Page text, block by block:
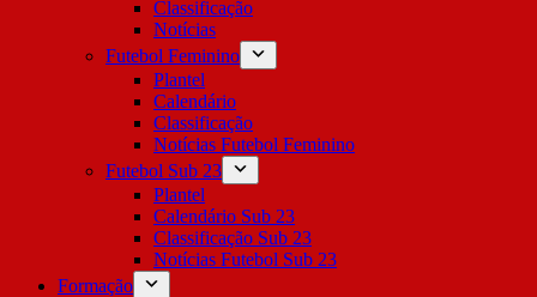
Classificação
Notícias
Futebol Feminino
Plantel
Calendário
Classificação
Notícias Futebol Feminino
Futebol Sub 23
Plantel
Calendário Sub 23
Classificação Sub 23
Notícias Futebol Sub 23
Formação